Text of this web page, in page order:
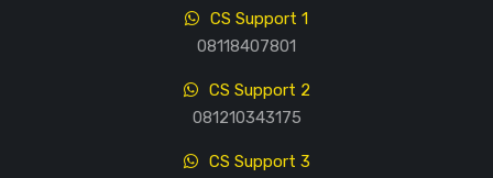
CS Support 1
08118407801
CS Support 2
081210343175
CS Support 3